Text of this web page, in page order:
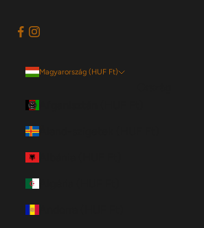
Magyarország (HUF Ft)
Åland-szigetek (HUF Ft)